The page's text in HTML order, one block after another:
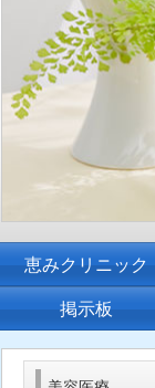
恵みクリニック
掲示板